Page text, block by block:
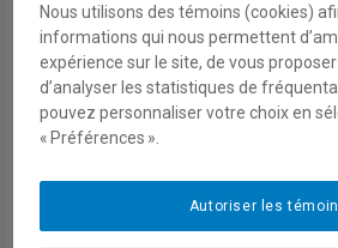
Au Montreal Institute for Genocide
Studies (MIGS) - 1250 rue Guy,
étage)
Inscription gratuite mais obligatoire
Partout sur la planète, les murs
Nous utilisons des témoins (cookies)
informations qui nous permettent
expérience sur le site, de vous
d’analyser les statistiques de
pouvez personnaliser votre choix en
« Préférences ».
Autoriser les